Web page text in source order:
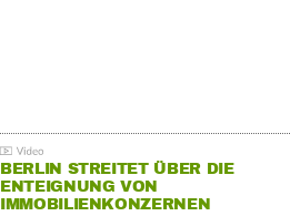
BERLIN STREITET ÜBER DIE
ENTEIGNUNG VON
IMMOBILIENKONZERNEN